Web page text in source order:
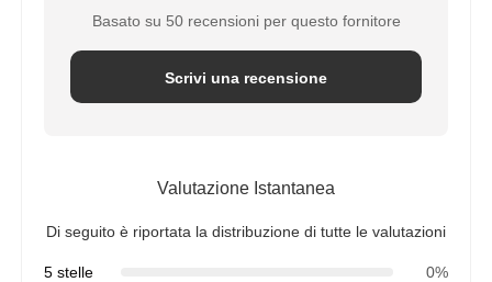
Basato su 50 recensioni per questo fornitore
Scrivi una recensione
Valutazione Istantanea
Di seguito è riportata la distribuzione di tutte le valutazioni
5 stelle
0%